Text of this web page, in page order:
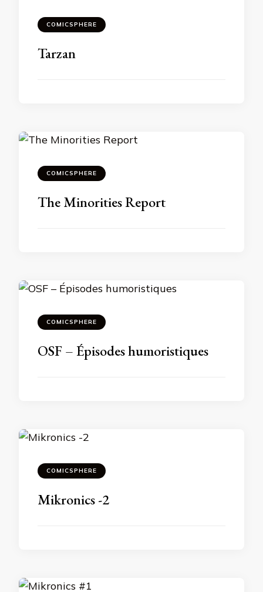
COMICSPHERE
Tarzan
COMICSPHERE
The Minorities Report
COMICSPHERE
OSF – Épisodes humoristiques
COMICSPHERE
Mikronics -2